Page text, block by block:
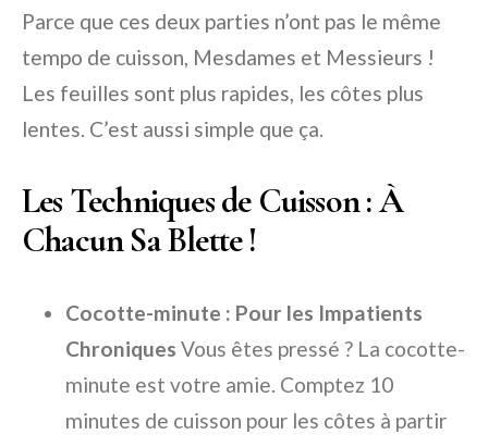
Parce que ces deux parties n’ont pas le même
tempo de cuisson, Mesdames et Messieurs !
Les feuilles sont plus rapides, les côtes plus
lentes. C’est aussi simple que ça.
Les Techniques de Cuisson : À
Chacun Sa Blette !
Cocotte-minute : Pour les Impatients
Chroniques Vous êtes pressé ? La cocotte-
minute est votre amie. Comptez 10
minutes de cuisson pour les côtes à partir